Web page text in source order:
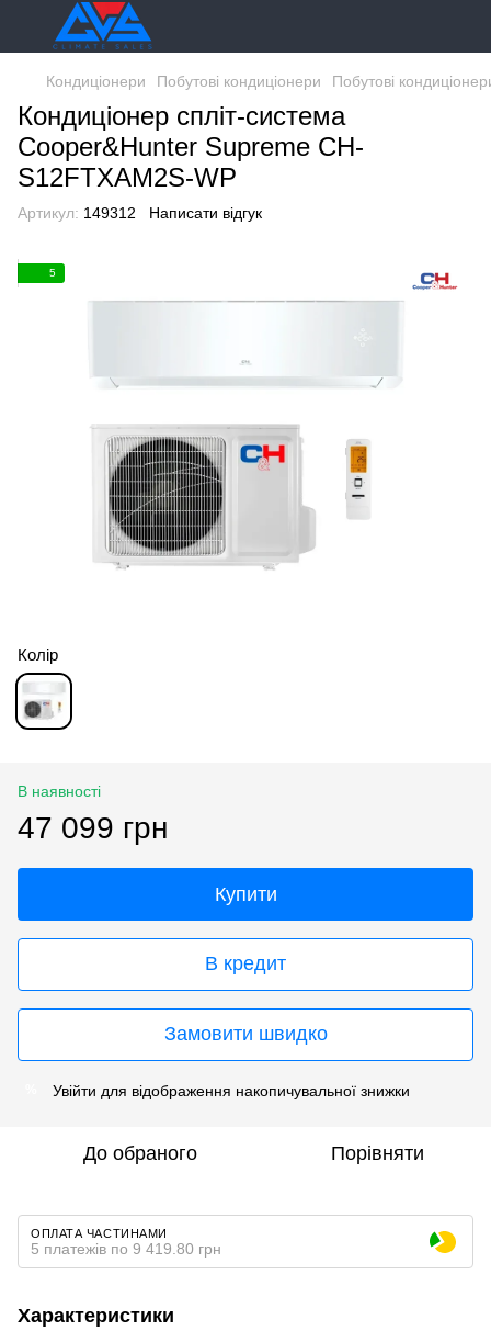
Кондиціонери Побутові кондиціонери Побутові
Кондиціонер спліт-система
Cooper&Hunter Supreme CH-
S12FTXAM2S-WP
Артикул: 149312 Написати відгук
5
Колір
В наявності
47 099 грн
Купити
В кредит
Замовити швидко
Увійти для відображення накопичувальної знижки
До обраного Порівняти
ОПЛАТА ЧАСТИНАМИ
5 платежів по 9 419.80 грн
Характеристики